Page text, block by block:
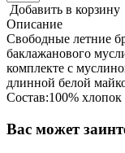
Добавить в корзину
Описание
Свободные летние
баклажанового
комплекте с
длинной белой
Состав:100% хлопок
Вас может